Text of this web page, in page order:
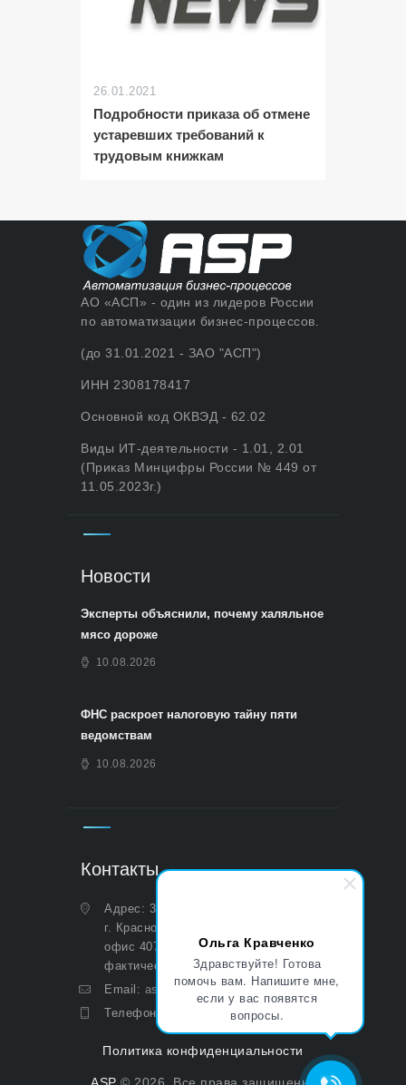
Ольга Кравченко
Здравствуйте! Готова
помочь вам. Напишите мне,
если у вас появятся
вопросы.
26.01.2021
Подробности приказа об отмене
устаревших требований к
трудовым книжкам
АО «АСП» - один из лидеров России
по автоматизации бизнес-процессов.
(до 31.01.2021 - ЗАО "АСП")
ИНН 2308178417
Основной код ОКВЭД - 62.02
Виды ИТ-деятельности - 1.01, 2.01
(Приказ Минцифры России № 449 от
11.05.2023г.)
Новости
Эксперты объяснили, почему халяльное
мясо дороже
10.08.2026
ФНС раскроет налоговую тайну пяти
ведомствам
10.08.2026
Контакты
Адрес: 350051, Краснодарский край,
г. Краснодар, ул. Дальняя, д. 27,
офис 407 (Юридический и
фактический)
Email: asp@aoasp.ru
Телефон:
+7 (499) 380-83-05
Политика конфиденциальности